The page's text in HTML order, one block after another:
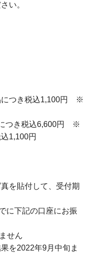
い。
につき税込1,100円 ※
つき税込6,600円 ※
1,100円
を貼付して、受付期
に下記の口座にお振
せん
を2022年9月中旬ま